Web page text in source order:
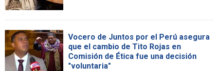
Vocero de Juntos por el Perú asegura
que el cambio de Tito Rojas en
Comisión de Ética fue una decisión
"voluntaria"